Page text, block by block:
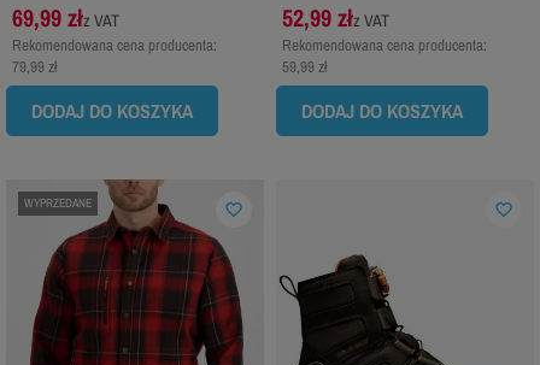
69,99 złz VAT
Rekomendowana cena producenta:
79,99 zł
DODAJ DO KOSZYKA
52,99 złz VAT
Rekomendowana cena producenta:
59,99 zł
DODAJ DO KOSZYKA
WYPRZEDANE favorite_border favorite_border